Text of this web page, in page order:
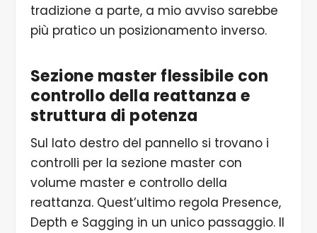
tradizione a parte, a mio avviso sarebbe
più pratico un posizionamento inverso.
Sezione master flessibile con
controllo della reattanza e
struttura di potenza
Sul lato destro del pannello si trovano i
controlli per la sezione master con
volume master e controllo della
reattanza. Quest’ultimo regola Presence,
Depth e Sagging in un unico passaggio. Il